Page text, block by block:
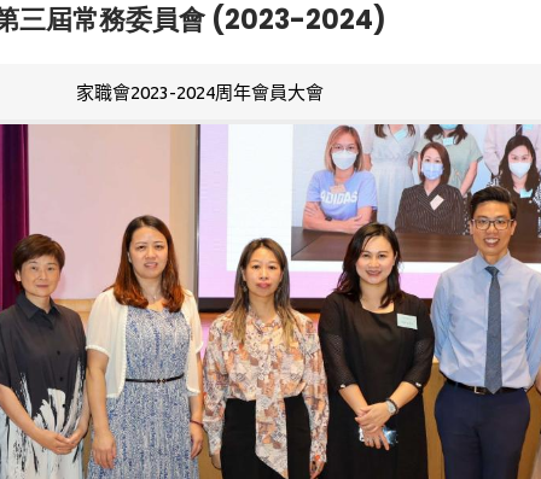
三屆常務委員會 (2023-2024)
家職會2023-2024周年會員大會